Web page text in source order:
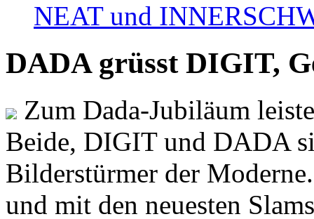
NEAT und
DADA grüsst DIGIT,
Zum Dada-Jubiläum
Beide, DIGIT und DADA
Bilderstürmer der
und mit den neuesten